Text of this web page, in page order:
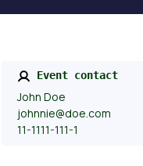
Event contact
John Doe
johnnie@doe.com
11-1111-111-1